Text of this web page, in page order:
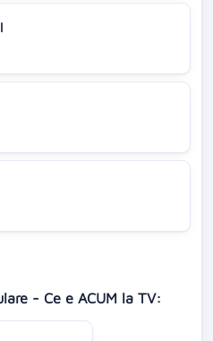
- Ce e ACUM la TV: